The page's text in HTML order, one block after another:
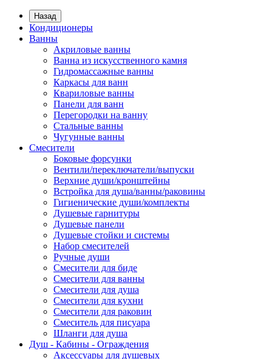
Назад
Кондиционеры
Ванны
Акриловые ванны
Ванна из искусственного камня
Гидромассажные ванны
Каркасы для ванн
Квариловые ванны
Панели для ванн
Перегородки на ванну
Стальные ванны
Чугунные ванны
Смесители
Боковые форсунки
Вентили/переключатели/выпуски
Верхние души/кронштейны
Встройка для душа/ванны/раковины
Гигиенические души/комплекты
Душевые гарнитуры
Душевые панели
Душевые стойки и системы
Набор смесителей
Ручные души
Смесители для биде
Смесители для ванны
Смесители для душа
Смесители для кухни
Смесители для раковин
Смеситель для писуара
Шланги для душа
Душ - Кабины - Ограждения
Аксессуары для душевых